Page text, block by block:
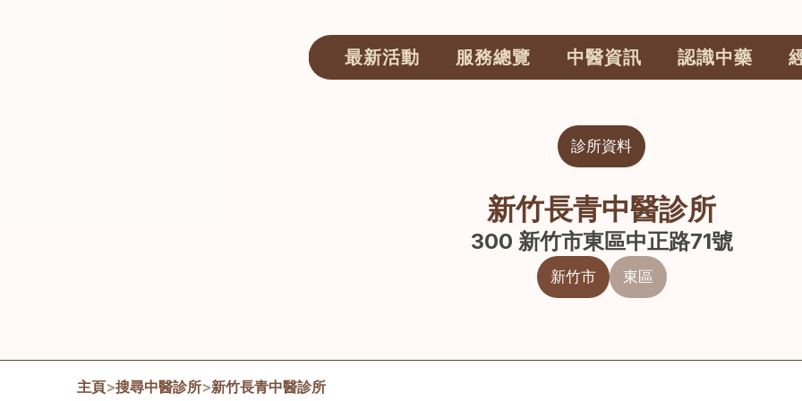
最新活動 服務總覽 中醫資訊 認識中藥
診所資料
新竹長青中醫診所
300 新竹市東區中正路71號
新竹市 東區
主頁>搜尋中醫診所>新竹長青中醫診所